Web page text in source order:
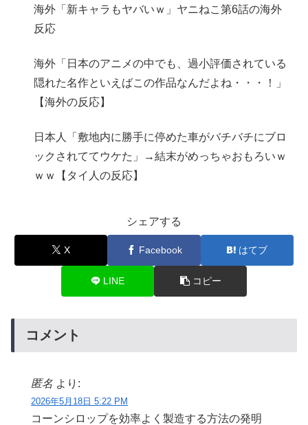
海外「新キャラもヤバいｗ」ヤニねこ第6話の海外
反応
海外「日本のアニメの中でも、過小評価されている
隠れた名作といえばこの作品なんだよね・・・！」
【海外の反応】
日本人「敷地内に勝手に停めた車がバチバチにブロ
ックされててウケた」→結末がめっちゃおもろいｗ
ｗｗ【タイ人の反応】
シェアする
X Facebook はてブ
LINE コピー
コメント
匿名 より:
2026年5月18日 5:22 PM
コーンシロップを効率よく製造する方法の発明